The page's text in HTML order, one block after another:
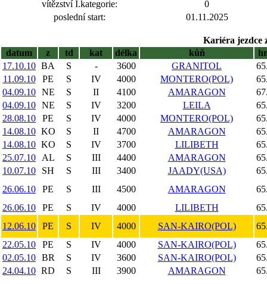
vítězství I.kategorie:
0
poslední start:
01.11.2025
Kariéra jezdce
datum
z td kat délka kůň
17.10.10 BA S - 3600 GRANITOL
11.09.10
PE S IV 4000 MONTERO(POL)
04.09.10 NE S II 4100 AMARAGON
04.09.10 NE S IV 3200 LEILA
28.08.10
PE S IV 4000 MONTERO(POL)
14.08.10 KO S II 4700 AMARAGON
14.08.10 KO S IV 3700 LILIBETH
25.07.10
AL S III 4400 AMARAGON
10.07.10
SH S III 3400 JAADY(USA)
26.06.10
PE S III 4500 AMARAGON
26.06.10
PE S IV 4000 LILIBETH
12.06.10
PE S IV 4000 SAN-KAIRO(POL)
22.05.10
PE S IV 4000 SAN-KAIRO(POL)
02.05.10 BR S IV 3600 SAN-KAIRO(POL)
24.04.10 RD S III 3900 AMARAGON